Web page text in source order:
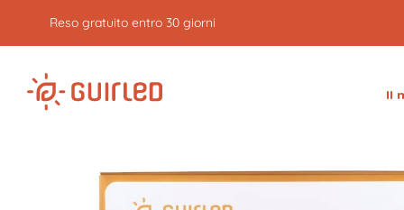
Reso gratuito entro 30 giorni
Il